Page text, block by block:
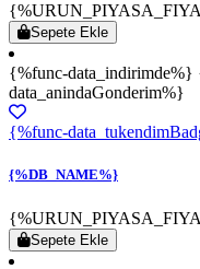
Sepete Ekle
{%func-
data_anindaGonderim%}
{%func-
{%DB_NAME%}
Sepete Ekle